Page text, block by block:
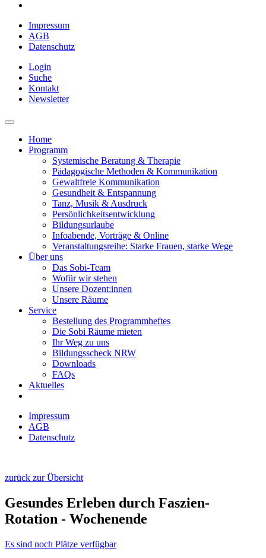
Impressum
AGB
Datenschutz
Login
Suche
Kontakt
Newsletter
Home
Programm
Systemische Beratung & Therapie
Pädagogische Methoden & Kommunikation
Gewaltfreie Kommunikation
Gesundheit & Entspannung
Tanz, Musik & Ausdruck
Persönlichkeitsentwicklung
Bildungsurlaube
Infoabende, Vorträge & Online
Veranstaltungsreihe: Starke Frauen, starke Wege
Über uns
Das Sobi-Team
Wofür wir stehen
Unsere Dozent:innen
Unsere Räume
Service
Bestellung des Programmheftes
Die Sobi Räume mieten
Ihr Weg zu uns
Bildungsscheck NRW
Downloads
FAQs
Aktuelles
Impressum
AGB
Datenschutz
zurück zur Übersicht
Gesundes Erleben durch Faszien-
Rotation - Wochenende
Es sind noch Plätze verfügbar